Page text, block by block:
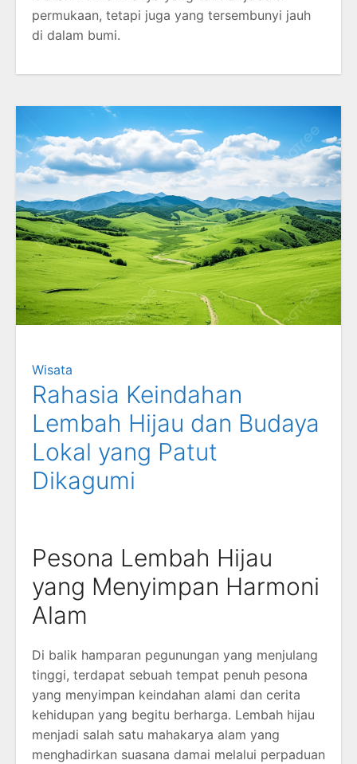
permukaan, tetapi juga yang tersembunyi jauh
di dalam bumi.
Wisata
Rahasia Keindahan
Lembah Hijau dan Budaya
Lokal yang Patut
Dikagumi
Pesona Lembah Hijau
yang Menyimpan Harmoni
Alam
Di balik hamparan pegunungan yang menjulang
tinggi, terdapat sebuah tempat penuh pesona
yang menyimpan keindahan alami dan cerita
kehidupan yang begitu berharga. Lembah hijau
menjadi salah satu mahakarya alam yang
menghadirkan suasana damai melalui perpaduan